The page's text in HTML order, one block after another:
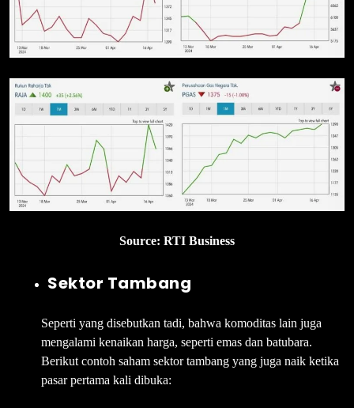
Source: RTI Business
Sektor Tambang
Seperti yang disebutkan tadi, bahwa komoditas lain juga
mengalami kenaikan harga, seperti emas dan batubara.
Berikut contoh saham sektor tambang yang juga naik ketika
pasar pertama kali dibuka: